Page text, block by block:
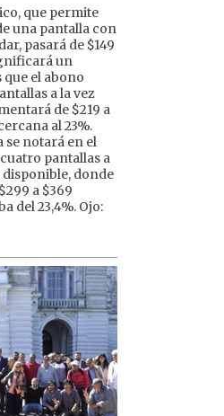
que permite
una pantalla con
pasará de $149
un
el abono
a la vez
de $219 a
al 23%.
se notará en el
pantallas a
donde
a $369
del 23,4%. Ojo: